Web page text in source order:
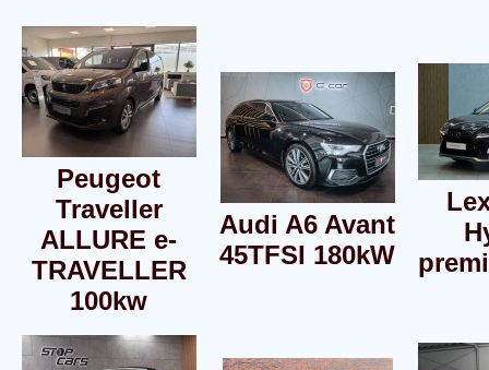
Peugeot
Traveller
ALLURE e-
TRAVELLER
100kw
Audi A6 Avant
45TFSI 180kW